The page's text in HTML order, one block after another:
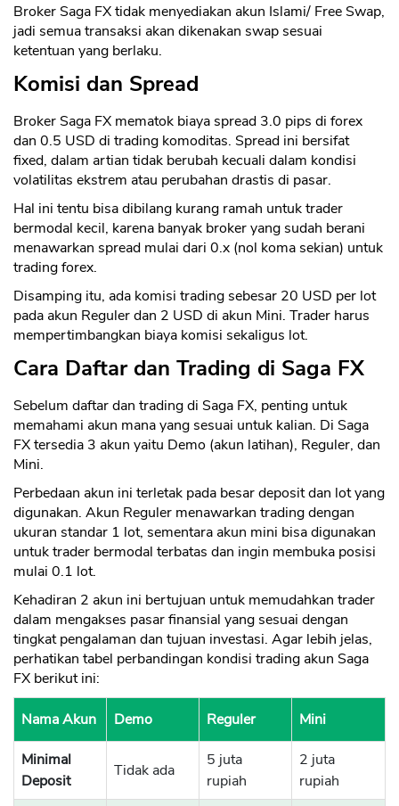
Broker Saga FX tidak menyediakan akun Islami/ Free Swap,
jadi semua transaksi akan dikenakan swap sesuai
ketentuan yang berlaku.
Komisi dan Spread
Broker Saga FX mematok biaya spread 3.0 pips di forex
dan 0.5 USD di trading komoditas. Spread ini bersifat
fixed, dalam artian tidak berubah kecuali dalam kondisi
volatilitas ekstrem atau perubahan drastis di pasar.
Hal ini tentu bisa dibilang kurang ramah untuk trader
bermodal kecil, karena banyak broker yang sudah berani
menawarkan spread mulai dari 0.x (nol koma sekian) untuk
trading forex.
Disamping itu, ada komisi trading sebesar 20 USD per lot
pada akun Reguler dan 2 USD di akun Mini. Trader harus
mempertimbangkan biaya komisi sekaligus lot.
Cara Daftar dan Trading di Saga FX
Sebelum daftar dan trading di Saga FX, penting untuk
memahami akun mana yang sesuai untuk kalian. Di Saga
FX tersedia 3 akun yaitu Demo (akun latihan), Reguler, dan
Mini.
Perbedaan akun ini terletak pada besar deposit dan lot yang
digunakan. Akun Reguler menawarkan trading dengan
ukuran standar 1 lot, sementara akun mini bisa digunakan
untuk trader bermodal terbatas dan ingin membuka posisi
mulai 0.1 lot.
Kehadiran 2 akun ini bertujuan untuk memudahkan trader
dalam mengakses pasar finansial yang sesuai dengan
tingkat pengalaman dan tujuan investasi. Agar lebih jelas,
perhatikan tabel perbandingan kondisi trading akun Saga
FX berikut ini:
Nama Akun Demo Reguler Mini
Minimal
Deposit
Tidak ada
5 juta
rupiah
2 juta
rupiah